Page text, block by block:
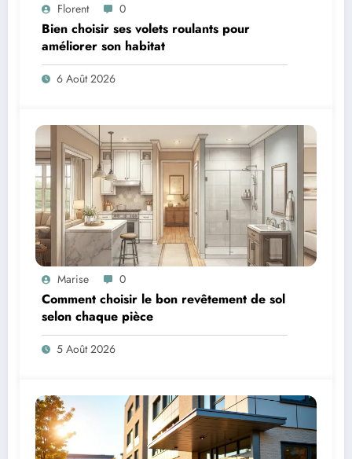
Florent 0
Bien choisir ses volets roulants pour
améliorer son habitat
6 Août 2026
Marise 0
Comment choisir le bon revêtement de sol
selon chaque pièce
5 Août 2026